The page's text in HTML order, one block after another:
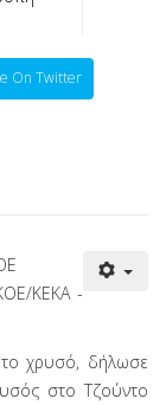
On Twitter
ΚΕΚΑ -
χρυσό, δήλωσε
στο Τζούντο